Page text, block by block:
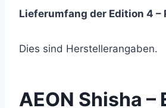
Lieferumfang der Edition 4 –
Dies sind Herstellerangaben.
AEON Shisha –